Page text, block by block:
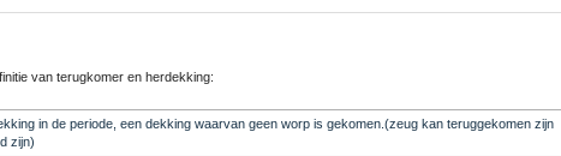
van terugkomer en herdekking:
in de periode, een dekking waarvan geen worp is gekomen.(zeug kan teruggekomen zijn
zijn)